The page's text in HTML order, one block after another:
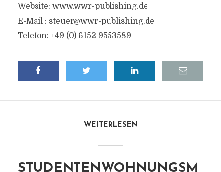
Website: www.wwr-publishing.de
E-Mail : steuer@wwr-publishing.de
Telefon: +49 (0) 6152 9553589
WEITERLESEN
STUDENTENWOHNUNGSM